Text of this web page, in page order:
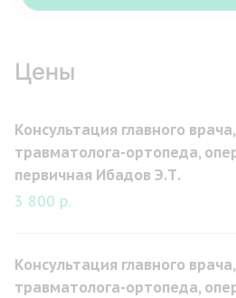
Цены
Консультация главного врача,
травматолога-ортопеда,
первичная Ибадов Э.Т.
3 800 р.
Консультация главного врача,
травматолога-ортопеда,